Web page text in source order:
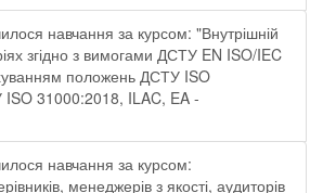
навчання за курсом: "Внутрішній
згідно з вимогами ДСТУ EN ISO/IEC
положень ДСТУ ISO
31000:2018, ILAC, EA -
навчання за курсом:
менеджерів з якості, аудиторів